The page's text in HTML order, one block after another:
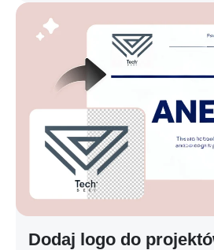
Dodaj logo do